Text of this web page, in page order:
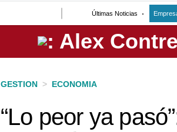
Últimas Noticias
GESTION > ECONOMIA
“Lo peor ya